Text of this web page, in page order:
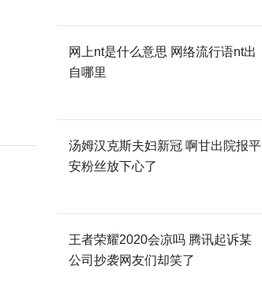
网上nt是什么意思 网络流行语nt出
自哪里
汤姆汉克斯夫妇新冠 啊甘出院报平
安粉丝放下心了
王者荣耀2020会凉吗 腾讯起诉某
公司抄袭网友们却笑了